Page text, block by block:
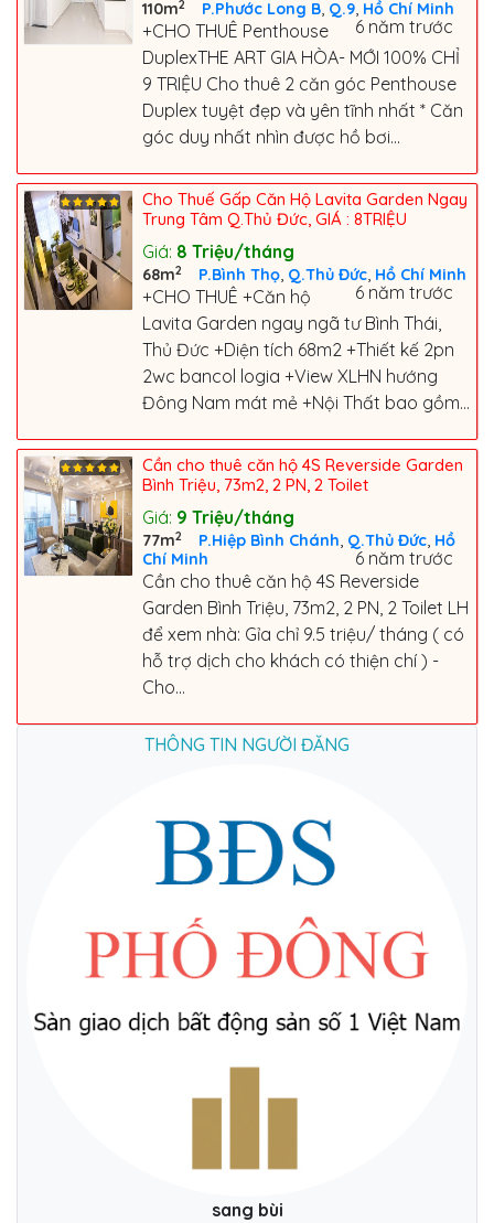
110m2 P.Phước Long B, Q.9, Hồ Chí Minh
6 năm trước
+CHO THUÊ Penthouse
DuplexTHE ART GIA HÒA- MỚI 100% CHỈ
9 TRIỆU Cho thuê 2 căn góc Penthouse
Duplex tuyệt đẹp và yên tĩnh nhất * Căn
góc duy nhất nhìn được hồ bơi...
Cho Thuế Gấp Căn Hộ Lavita Garden Ngay
Trung Tâm Q.Thủ Đức, GIÁ : 8TRIỆU
Giá: 8 Triệu/tháng
68m2 P.Bình Thọ, Q.Thủ Đức, Hồ Chí Minh
6 năm trước
+CHO THUÊ +Căn hộ
Lavita Garden ngay ngã tư Bình Thái,
Thủ Đức +Diện tích 68m2 +Thiết kế 2pn
2wc bancol logia +View XLHN hướng
Đông Nam mát mẻ +Nội Thất bao gồm...
Cần cho thuê căn hộ 4S Reverside Garden
Bình Triệu, 73m2, 2 PN, 2 Toilet
Giá: 9 Triệu/tháng
77m2 P.Hiệp Bình Chánh, Q.Thủ Đức, Hồ
Chí Minh
6 năm trước
Cần cho thuê căn hộ 4S Reverside
Garden Bình Triệu, 73m2, 2 PN, 2 Toilet LH
để xem nhà: Gỉa chỉ 9.5 triệu/ tháng ( có
hỗ trợ dịch cho khách có thiện chí ) -
Cho...
THÔNG TIN NGƯỜI ĐĂNG
sang bùi